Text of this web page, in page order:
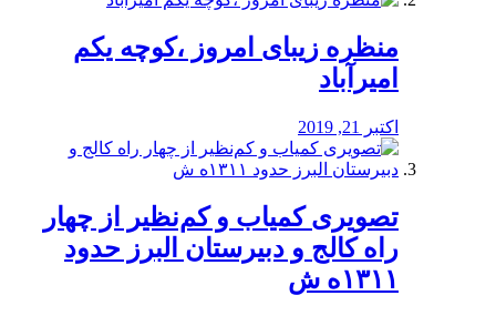
منظره‌‌ زیبای امروز ،کوچه یکم
امیرآباد
اکتبر 21, 2019
️تصویری کمیاب و کم‌نظیر از چهار
راه كالج و دبيرستان البرز حدود
۱۳۱۱ه ش